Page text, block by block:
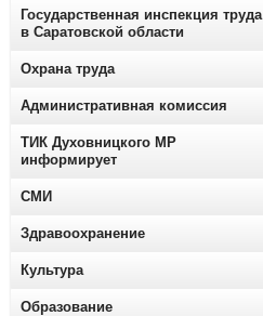
Государственная инспекция труда
в Саратовской области
Охрана труда
Административная комиссия
ТИК Духовницкого МР
информирует
СМИ
Здравоохранение
Культура
Образование